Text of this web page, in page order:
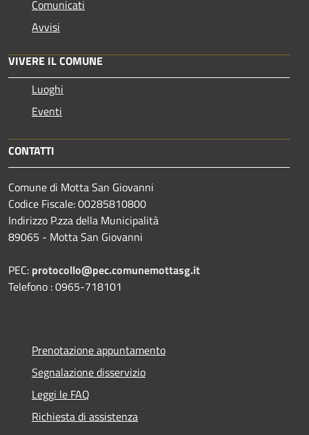
Comunicati
Avvisi
VIVERE IL COMUNE
Luoghi
Eventi
CONTATTI
Comune di Motta San Giovanni
Codice Fiscale: 00285810800
Indirizzo P.zza della Municipalità
89065 - Motta San Giovanni
PEC: protocollo@pec.comunemottasg.it
Telefono : 0965-718101
Prenotazione appuntamento
Segnalazione disservizio
Leggi le FAQ
Richiesta di assistenza